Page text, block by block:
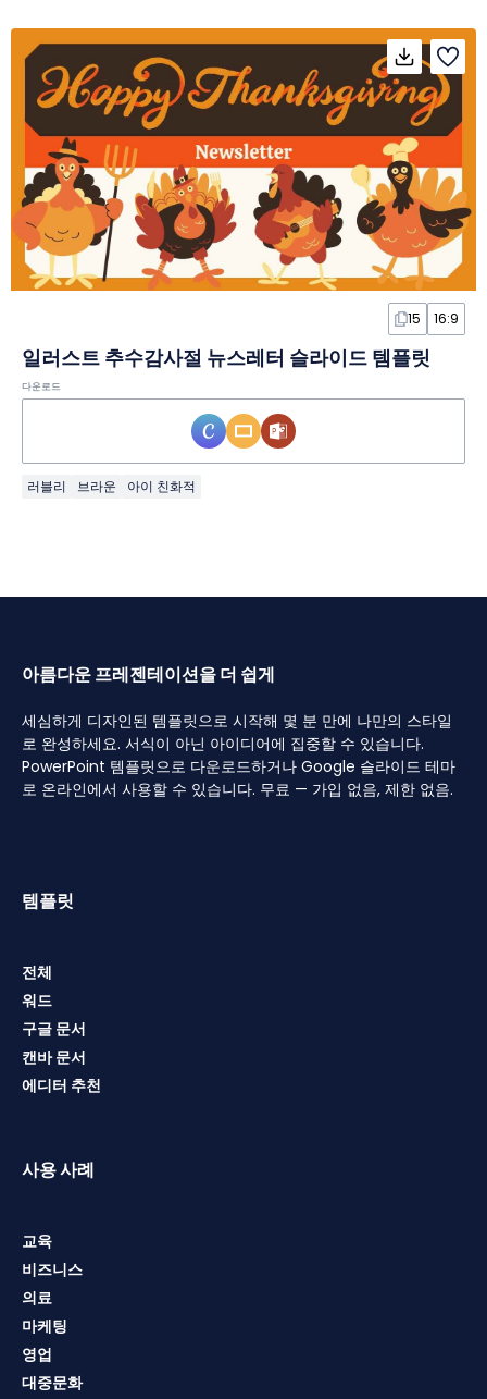
15 16:9
일러스트 추수감사절 뉴스레터 슬라이드 템플릿
다운로드
러블리 브라운 아이 친화적
아름다운 프레젠테이션을 더 쉽게
세심하게 디자인된 템플릿으로 시작해 몇 분 만에 나만의 스타일
로 완성하세요. 서식이 아닌 아이디어에 집중할 수 있습니다.
PowerPoint 템플릿으로 다운로드하거나 Google 슬라이드 테마
로 온라인에서 사용할 수 있습니다. 무료 — 가입 없음, 제한 없음.
템플릿
전체
워드
구글 문서
캔바 문서
에디터 추천
사용 사례
교육
비즈니스
의료
마케팅
영업
대중문화